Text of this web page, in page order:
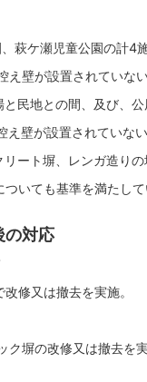
萩ケ瀬児童公園の計
壁が設置されていない
民地との間、及び、公
壁が設置されていない
ート塀、レンガ造り
ても基準を満たして
の対応
修又は撤去を実施。
塀の改修又は撤去を実